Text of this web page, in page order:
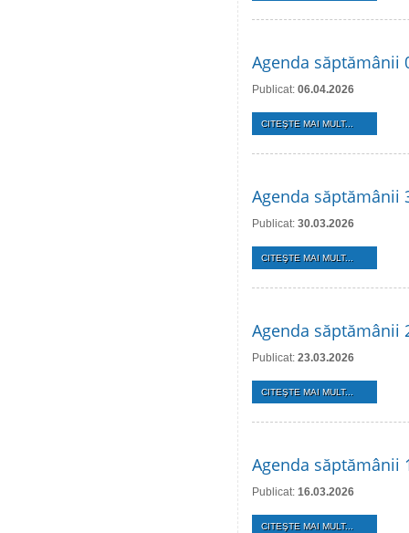
Agenda săptămânii
Publicat: 06.04.2026
CITEŞTE MAI MULT...
Agenda săptămânii
Publicat: 30.03.2026
CITEŞTE MAI MULT...
Agenda săptămânii
Publicat: 23.03.2026
CITEŞTE MAI MULT...
Agenda săptămânii
Publicat: 16.03.2026
CITEŞTE MAI MULT...